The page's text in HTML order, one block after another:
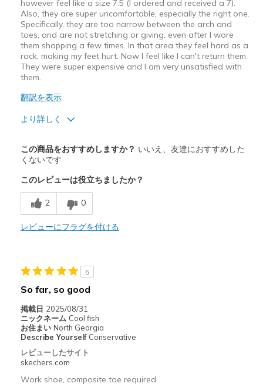
however feel like a size 7.5 (I ordered and received a 7).
Also, they are super uncomfortable, especially the right one.
Specifically, they are too narrow between the arch and
toes, and are not stretching or giving, even after I wore
them shopping a few times. In that area they feel hard as a
rock, making my feet hurt. Now I feel like I can't return them.
They were super expensive and I am very unsatisfied with
them.
翻訳を表示
より詳しく
Attractive Design
Stylish
商品が期待と異なったレビュー
Super uncomfortable
Casual Wear
Width
Sizing
View On Shoes
I'm Into Shoes
この商品をおすすめしますか？ いいえ、友達におすすめした
くないです
このレビューは役立ちましたか？
2 0
レビューにフラグを付ける
5
So far, so good
掲載日 2025/08/31
ニックネーム Cool fish
お住まい North Georgia
Describe Yourself Conservative
レビューしたサイト
skechers.com
Work shoe, composite toe required